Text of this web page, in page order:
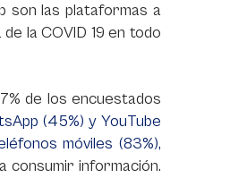
son las plataformas a
la COVID 19 en todo
de los encuestados
(45%) y YouTube
móviles (83%),
consumir información.